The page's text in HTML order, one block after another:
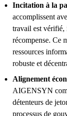
Incitation à la
accomplissent
travail est
récompense. Ce
ressources
robuste et
Alignement
AIGENSYN
détenteurs de
processus de